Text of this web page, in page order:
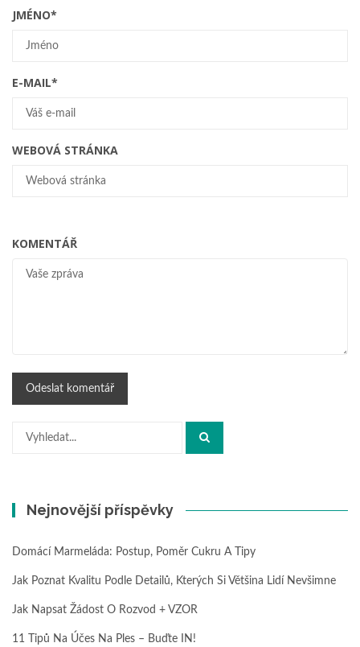
JMÉNO*
E-MAIL*
WEBOVÁ STRÁNKA
KOMENTÁŘ
Hledat:
Nejnovější příspěvky
Domácí Marmeláda: Postup, Poměr Cukru A Tipy
Jak Poznat Kvalitu Podle Detailů, Kterých Si Většina Lidí Nevšimne
Jak Napsat Žádost O Rozvod + VZOR
11 Tipů Na Účes Na Ples – Buďte IN!